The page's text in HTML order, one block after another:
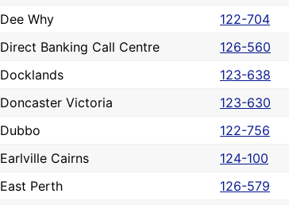
Dee Why
122-704
Direct Banking Call Centre
126-560
Docklands
123-638
Doncaster Victoria
123-630
Dubbo
122-756
Earlville Cairns
124-100
East Perth
126-579